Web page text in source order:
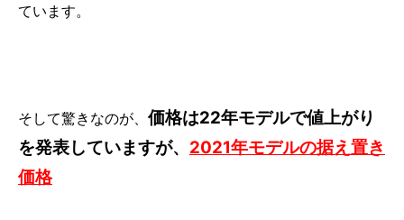
ています。
そして驚きなのが、 価格は22年モデルで値上がり
を発表していますが、 2021年モデルの据え置き
価格